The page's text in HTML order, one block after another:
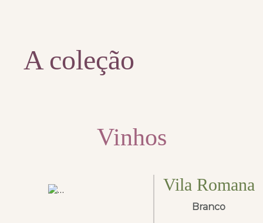
A coleção
Vinhos
Vila Romana
Branco